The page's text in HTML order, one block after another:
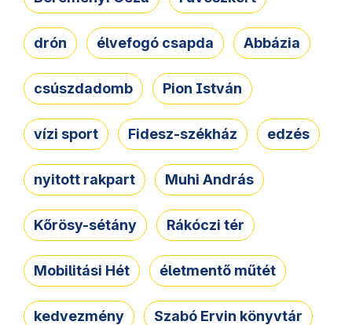
drón élvefogó csapda Abbázia
csúszdadomb Pion István
vízi sport Fidesz-székház edzés
nyitott rakpart Muhi András
Kőrösy-sétány Rákóczi tér
Mobilitási Hét életmentő műtét
kedvezmény Szabó Ervin könyvtár